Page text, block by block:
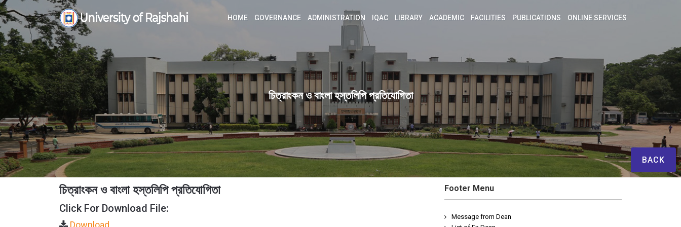
Skip
to
content
HOME GOVERNANCE ADMINISTRATION IQAC LIBRARY ACADEMIC FACILITIES PUBLICATIONS ONLINE SERVICES
চিত্রাংকন ও বাংলা হস্তলিপি প্রতিযোগিতা
BACK
চিত্রাংকন ও বাংলা হস্তলিপি প্রতিযোগিতা
Click For Download File:
Download
Footer Menu
Message from Dean